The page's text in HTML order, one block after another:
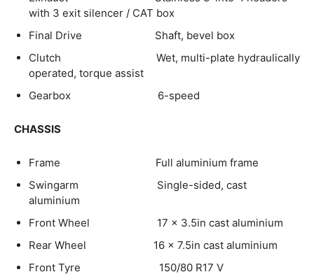
with 3 exit silencer / CAT box
Final Drive Shaft, bevel box
Clutch Wet, multi-plate hydraulically
operated, torque assist
Gearbox 6-speed
CHASSIS
Frame Full aluminium frame
Swingarm Single-sided, cast
aluminium
Front Wheel 17 x 3.5in cast aluminium
Rear Wheel 16 x 7.5in cast aluminium
Front Tyre 150/80 R17 V